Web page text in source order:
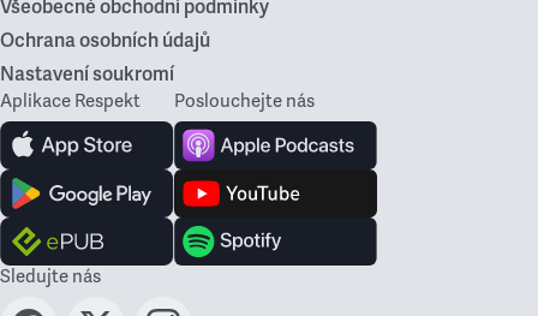
Všeobecné obchodní podmínky
Ochrana osobních údajů
Nastavení soukromí
Aplikace Respekt Poslouchejte nás
Sledujte nás